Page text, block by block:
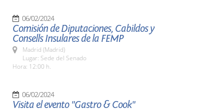
06/02/2024
Comisión de Diputaciones, Cabildos y
Consells Insulares de la FEMP
Madrid (Madrid)
Lugar: Sede del Senado
Hora: 12:00 h.
06/02/2024
Visita el evento "Gastro & Cook"